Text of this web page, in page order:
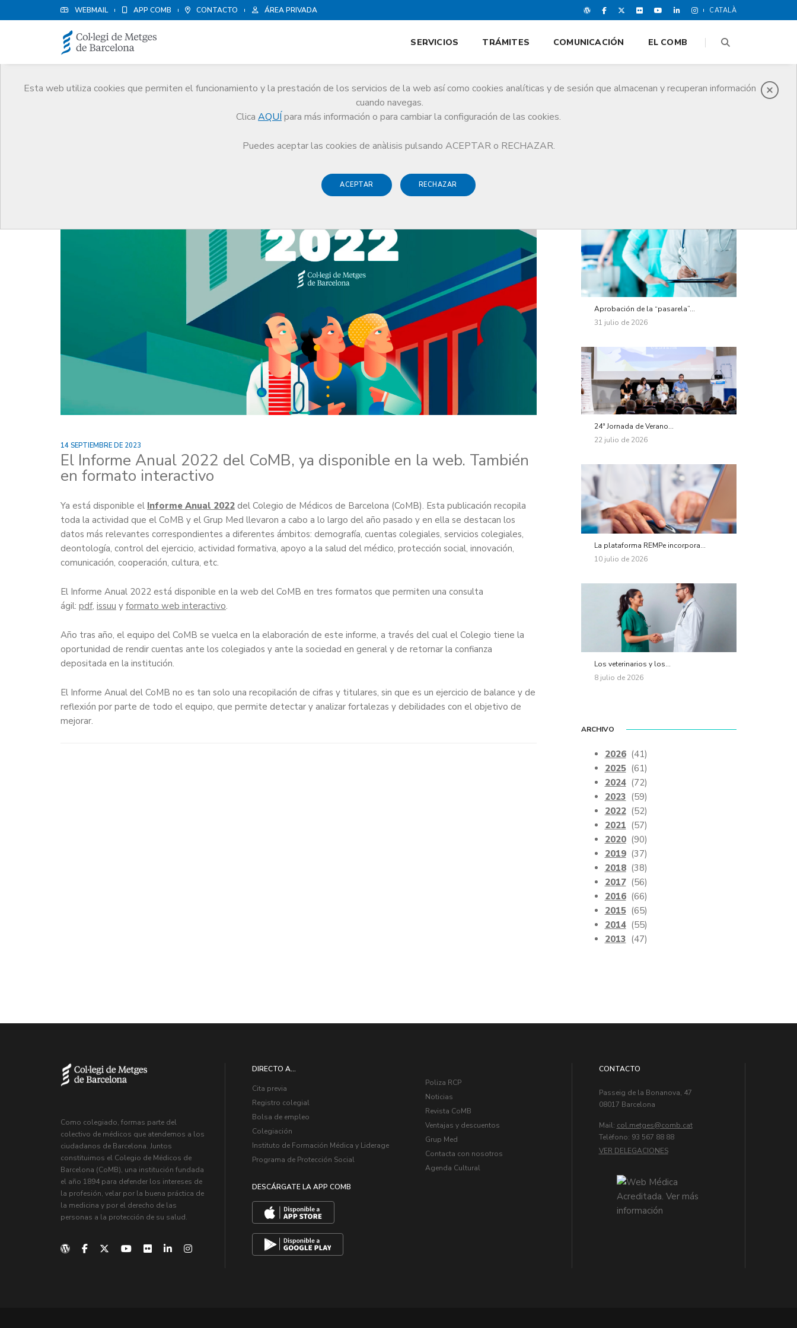
WEBMAIL APP COMB CONTACTO ÁREA PRIVADA CATALÀ
Esta web utiliza cookies que permiten el funcionamiento y la prestación de los servicios de la web así como cookies analíticas y de sesión que almacenan y recuperan información
cuando navegas.
Clica AQUÍ para más información o para cambiar la configuración de las cookies.
Puedes aceptar las cookies de anàlisis pulsando ACEPTAR o RECHAZAR.
ACEPTAR RECHAZAR
SERVICIOS TRÁMITES COMUNICACIÓN EL COMB
El Informe Anual 2022 del CoMB, ya disponible en la web. También en formato interactivo
14 SEPTIEMBRE DE 2023
El Informe Anual 2022 del CoMB, ya disponible en la web. También
en formato interactivo
Ya está disponible el Informe Anual 2022 del Colegio de Médicos de Barcelona (CoMB). Esta publicación recopila
toda la actividad que el CoMB y el Grup Med llevaron a cabo a lo largo del año pasado y en ella se destacan los
datos más relevantes correspondientes a diferentes ámbitos: demografía, cuentas colegiales, servicios colegiales,
deontología, control del ejercicio, actividad formativa, apoyo a la salud del médico, protección social, innovación,
comunicación, cooperación, cultura, etc.
El Informe Anual 2022 está disponible en la web del CoMB en tres formatos que permiten una consulta
ágil: pdf, issuu y formato web interactivo.
Año tras año, el equipo del CoMB se vuelca en la elaboración de este informe, a través del cual el Colegio tiene la
oportunidad de rendir cuentas ante los colegiados y ante la sociedad en general y de retornar la confianza
depositada en la institución.
El Informe Anual del CoMB no es tan solo una recopilación de cifras y titulares, sin que es un ejercicio de balance y de
reflexión por parte de todo el equipo, que permite detectar y analizar fortalezas y debilidades con el objetivo de
mejorar.
Aprobación de la “pasarela”...
31 julio de 2026
24ª Jornada de Verano...
22 julio de 2026
La plataforma REMPe incorpora...
10 julio de 2026
Los veterinarios y los...
8 julio de 2026
ARCHIVO
2026 (41)
2025 (61)
2024 (72)
2023 (59)
2022 (52)
2021 (57)
2020 (90)
2019 (37)
2018 (38)
2017 (56)
2016 (66)
2015 (65)
2014 (55)
2013 (47)
Como colegiado, formas parte del
colectivo de médicos que atendemos a los
ciudadanos de Barcelona. Juntos
constituimos el Colegio de Médicos de
Barcelona (CoMB), una institución fundada
el año 1894 para defender los intereses de
la profesión, velar por la buena práctica de
la medicina y por el derecho de las
personas a la protección de su salud.
DIRECTO A...
Cita previa
Registro colegial
Bolsa de empleo
Colegiación
Instituto de Formación Médica y Liderage
Programa de Protección Social
DESCÁRGATE LA APP COMB
Poliza RCP
Noticias
Revista CoMB
Ventajas y descuentos
Grup Med
Contacta con nosotros
Agenda Cultural
CONTACTO
Passeig de la Bonanova, 47
08017 Barcelona
Mail: col.metges
Telèfono: 93 567 88 88
VER DELEGACIONES